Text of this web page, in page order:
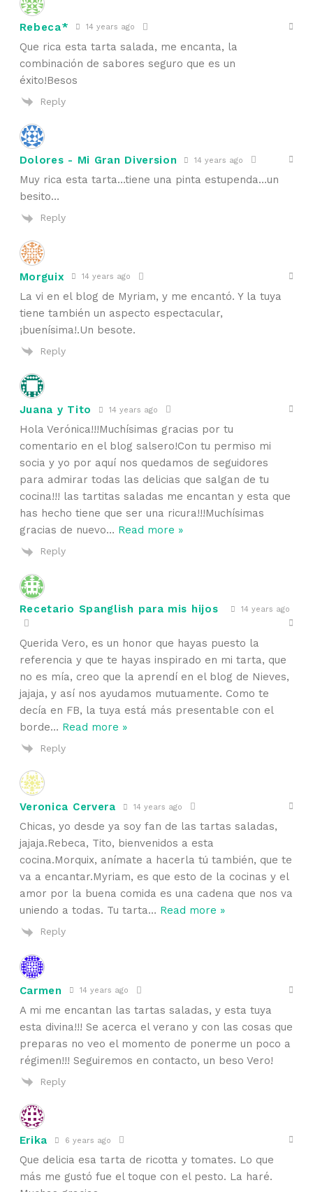
Rebeca* 14 years ago
Que rica esta tarta salada, me encanta, la
combinación de sabores seguro que es un
éxito!Besos
Reply
Dolores - Mi Gran Diversion 14 years ago
Muy rica esta tarta…tiene una pinta estupenda…un
besito…
Reply
Morguix 14 years ago
La vi en el blog de Myriam, y me encantó. Y la tuya
tiene también un aspecto espectacular,
¡buenísima!.Un besote.
Reply
Juana y Tito 14 years ago
Hola Verónica!!!Muchísimas gracias por tu
comentario en el blog salsero!Con tu permiso mi
socia y yo por aquí nos quedamos de seguidores
para admirar todas las delicias que salgan de tu
cocina!!! las tartitas saladas me encantan y esta que
has hecho tiene que ser una ricura!!!Muchísimas
gracias de nuevo… Read more »
Reply
Recetario Spanglish para mis hijos 14 years ago
Querida Vero, es un honor que hayas puesto la
referencia y que te hayas inspirado en mi tarta, que
no es mía, creo que la aprendí en el blog de Nieves,
jajaja, y así nos ayudamos mutuamente. Como te
decía en FB, la tuya está más presentable con el
borde… Read more »
Reply
Veronica Cervera 14 years ago
Chicas, yo desde ya soy fan de las tartas saladas,
jajaja.Rebeca, Tito, bienvenidos a esta
cocina.Morquix, anímate a hacerla tú también, que te
va a encantar.Myriam, es que esto de la cocinas y el
amor por la buena comida es una cadena que nos va
uniendo a todas. Tu tarta… Read more »
Reply
Carmen 14 years ago
A mi me encantan las tartas saladas, y esta tuya
esta divina!!! Se acerca el verano y con las cosas que
preparas no veo el momento de ponerme un poco a
régimen!!! Seguiremos en contacto, un beso Vero!
Reply
Erika 6 years ago
Que delicia esa tarta de ricotta y tomates. Lo que
más me gustó fue el toque con el pesto. La haré.